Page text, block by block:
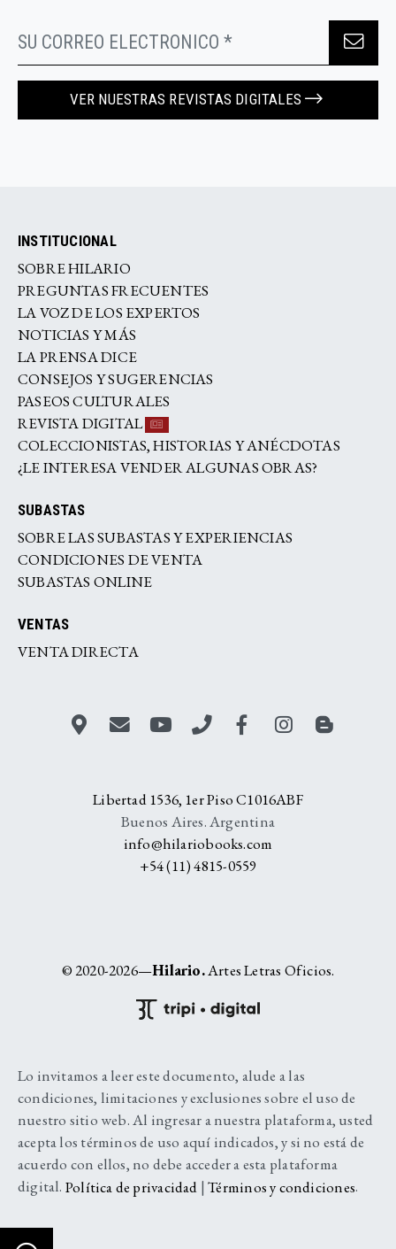
VER NUESTRAS REVISTAS DIGITALES
INSTITUCIONAL
SOBRE HILARIO
PREGUNTAS FRECUENTES
LA VOZ DE LOS EXPERTOS
NOTICIAS Y MÁS
LA PRENSA DICE
CONSEJOS Y SUGERENCIAS
PASEOS CULTURALES
REVISTA DIGITAL
COLECCIONISTAS, HISTORIAS Y ANÉCDOTAS
¿LE INTERESA VENDER ALGUNAS OBRAS?
SUBASTAS
SOBRE LAS SUBASTAS Y EXPERIENCIAS
CONDICIONES DE VENTA
SUBASTAS ONLINE
VENTAS
VENTA DIRECTA
Libertad 1536, 1er Piso C1016ABF
Buenos Aires. Argentina
info@hilariobooks.com
+54 (11) 4815-0559
© 2020-2026—Hilario.Artes Letras Oficios.
Lo invitamos a leer este documento, alude a las
condiciones, limitaciones y exclusiones sobre el uso de
nuestro sitio web. Al ingresar a nuestra plataforma, usted
acepta los términos de uso aquí indicados, y si no está de
acuerdo con ellos, no debe acceder a esta plataforma
digital. Política de privacidad |Términos y condiciones.